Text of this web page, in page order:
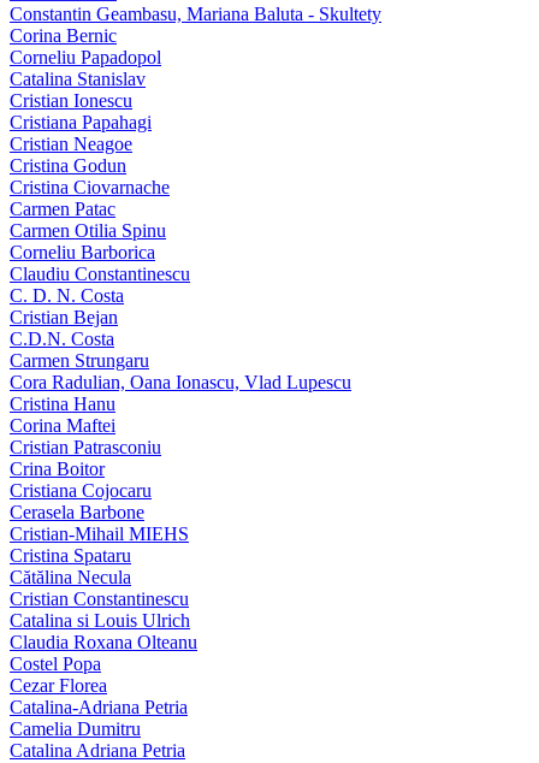
Constantin Geambasu, Mariana Baluta - Skultety
Corina Bernic
Corneliu Papadopol
Catalina Stanislav
Cristian Ionescu
Cristiana Papahagi
Cristian Neagoe
Cristina Godun
Cristina Ciovarnache
Carmen Patac
Carmen Otilia Spinu
Corneliu Barborica
Claudiu Constantinescu
C. D. N. Costa
Cristian Bejan
C.D.N. Costa
Carmen Strungaru
Cora Radulian, Oana Ionascu, Vlad Lupescu
Cristina Hanu
Corina Maftei
Cristian Patrasconiu
Crina Boitor
Cristiana Cojocaru
Cerasela Barbone
Cristian-Mihail MIEHS
Cristina Spataru
Cătălina Necula
Cristian Constantinescu
Catalina si Louis Ulrich
Claudia Roxana Olteanu
Costel Popa
Cezar Florea
Catalina-Adriana Petria
Camelia Dumitru
Catalina Adriana Petria